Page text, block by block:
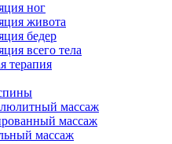
ног
живота
бедер
всего тела
терапия
массаж
массаж
массаж